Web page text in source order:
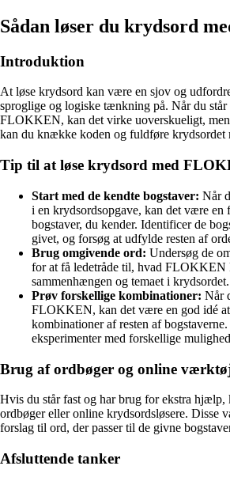
Sådan løser du krydsord
Introduktion
At løse krydsord kan være en sjov og
sproglige og logiske tænkning på. Når du
FLOKKEN, kan det virke uoverskueligt, men
kan du knække koden og fuldføre krydsordet
Tip til at løse krydsord med
Start med de kendte bogstaver: Når
i en krydsordsopgave, kan det være en
bogstaver, du kender. Identificer de
givet, og forsøg at udfylde resten af
Brug omgivende ord: Undersøg de
for at få ledetråde til, hvad
sammenhængen og temaet i krydsordet.
Prøv forskellige kombinationer: Når
FLOKKEN, kan det være en god idé
kombinationer af resten af
eksperimenter med forskellige
Brug af ordbøger og online
Hvis du står fast og har brug for ekstra hjælp,
ordbøger eller online krydsordsløsere. Disse
forslag til ord, der passer til de givne
Afsluttende tanker